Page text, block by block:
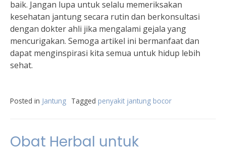
baik. Jangan lupa untuk selalu memeriksakan
kesehatan jantung secara rutin dan berkonsultasi
dengan dokter ahli jika mengalami gejala yang
mencurigakan. Semoga artikel ini bermanfaat dan
dapat menginspirasi kita semua untuk hidup lebih
sehat.
Posted in Jantung Tagged penyakit jantung bocor
Obat Herbal untuk